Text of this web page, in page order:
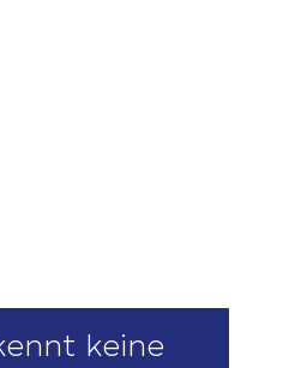
keine